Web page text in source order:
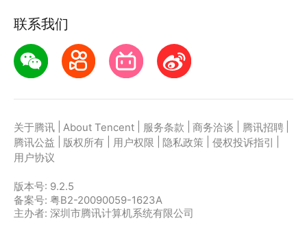
联系我们
关于腾讯 About Tencent 服务条款 商务洽谈 腾讯招聘
腾讯公益
版权所有 用户权限 隐私政策 侵权投诉指引
用户协议
版本号: 9.2.5
备案号: 粤B2-20090059-1623A
主办者: 深圳市腾讯计算机系统有限公司